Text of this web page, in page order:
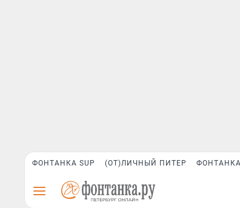
ФОНТАНКА SUP (ОТ)ЛИЧНЫЙ ПИТЕР